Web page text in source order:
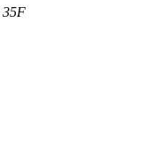
35F